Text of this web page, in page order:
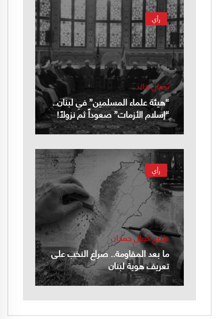
رأي
نضال خالد
“هيئة علماء المسلمين” في لبنان..
“إسلام الأزمات” صعوداً ثم نزولاً!
رأي
طليع كمال حمدان
ما بعد المقاومة.. صراع النخب على
تعريف هوية لبنان